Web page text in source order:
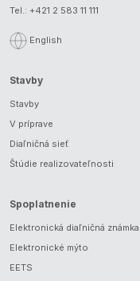
Tel.: +421 2 583 11 111
English
Stavby
Stavby
V príprave
Diaľničná sieť
Štúdie realizovateľnosti
Spoplatnenie
Elektronická diaľničná známka
Elektronické mýto
EETS